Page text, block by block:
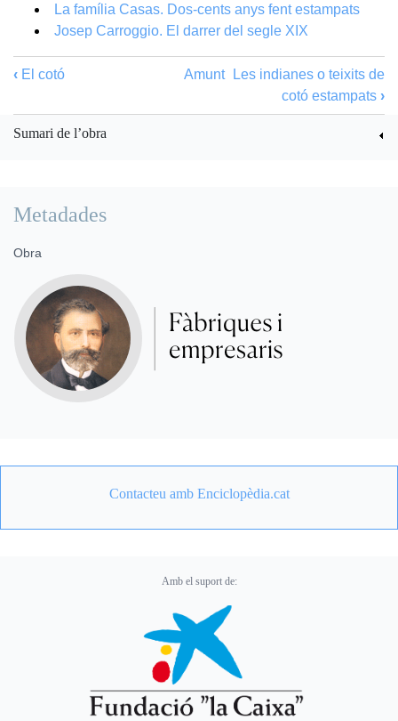
La família Casas. Dos-cents anys fent estampats
Josep Carroggio. El darrer del segle XIX
‹ El cotó Amunt
Les indianes o teixits de
cotó estampats ›
Sumari de l’obra
Metadades
Obra
Contacteu amb Enciclopèdia.cat
Amb el suport de: